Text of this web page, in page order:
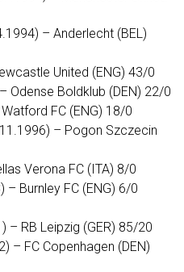
– Anderlecht (BEL)
United (ENG) 43/0
Odense Boldklub (DEN) 22/0
FC (ENG) 18/0
– Pogon Szczecin
Verona FC (ITA) 8/0
– Burnley FC (ENG) 6/0
– RB Leipzig (GER) 85/20
– FC Copenhagen (DEN)